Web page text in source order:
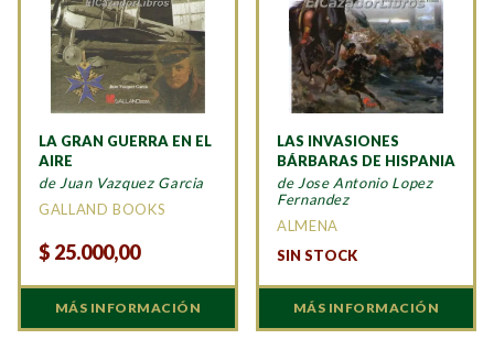
LA GRAN GUERRA EN EL
AIRE
de Juan Vazquez Garcia
GALLAND BOOKS
$ 25.000,00
MÁS INFORMACIÓN
LAS INVASIONES
BÁRBARAS DE HISPANIA
de Jose Antonio Lopez
Fernandez
ALMENA
SIN STOCK
MÁS INFORMACIÓN